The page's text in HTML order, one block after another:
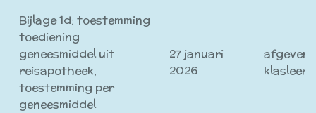
Bijlage 1d: toestemming
toediening
geneesmiddel uit
reisapotheek,
toestemming per
geneesmiddel
27 januari
2026
afgeven